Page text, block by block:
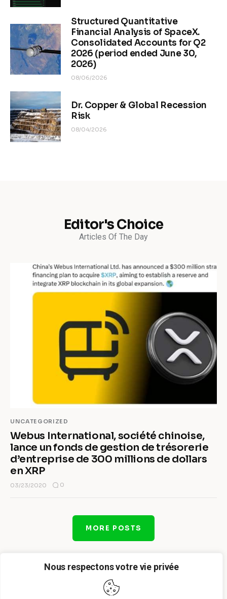
Nous respectons votre vie privée
Structured Quantitative
Financial Analysis of SpaceX.
Consolidated Accounts for Q2
2026 (period ended June 30,
2026)
08/06/2026
Dr. Copper & Global Recession
Risk
08/04/2026
Editor's Choice
Articles Of The Day
UNCATEGORIZED
Webus International, société chinoise,
lance un fonds de gestion de trésorerie
d’entreprise de 300 millions de dollars
en XRP
03/23/2020 0
MORE POSTS